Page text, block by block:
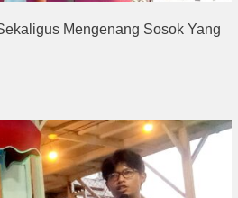
Mengenang Sosok Yang